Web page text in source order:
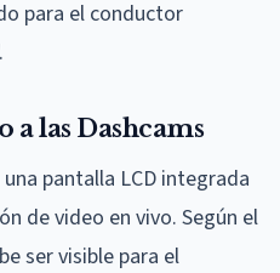
para el conductor
a las Dashcams
pantalla LCD integrada
de video en vivo. Según el
ser visible para el